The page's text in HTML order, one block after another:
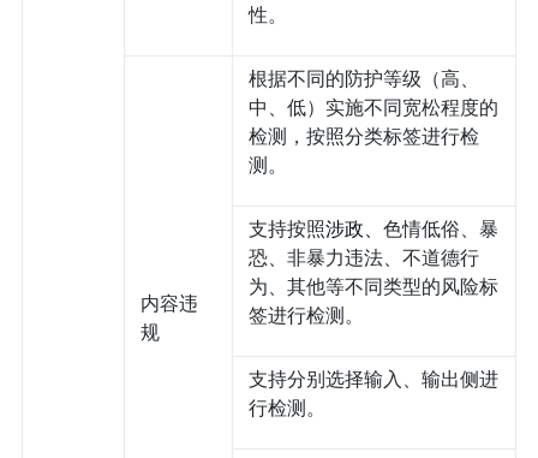
性。
内容违
规
根据不同的防护等级（高、
中、低）实施不同宽松程度的
检测，按照分类标签进行检
测。
支持按照涉政、 色情低俗、暴
恐、非暴力违法、不道德行
为、其他等不同类型的风险标
签进行检测。
支持分别选择输入、输出侧进
行检测。